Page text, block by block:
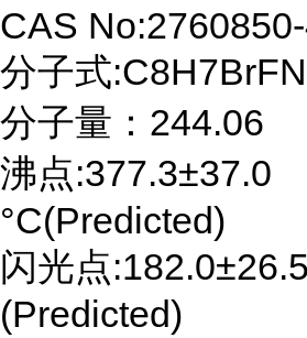
CAS
分子式
分子量：244.06
沸点:377.3±37.0
°C(Predicted)
闪光点
(Predicted)